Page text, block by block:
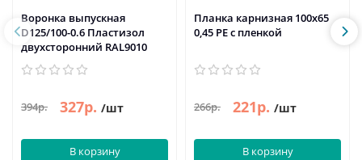
Воронка выпускная
D125/100-0.6 Пластизол
двухсторонний RAL9010
394р. 327р. /шт
В корзину
Планка карнизная 100х65
0,45 PE с пленкой
266р. 221р. /шт
В корзину